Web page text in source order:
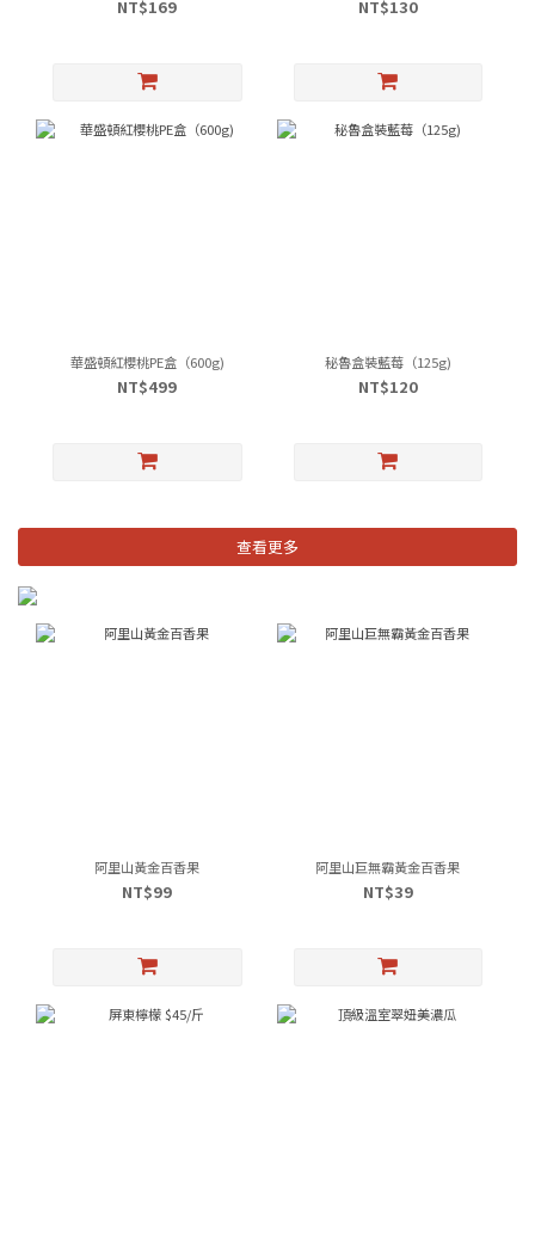
NT$169 NT$130
華盛頓紅櫻桃PE盒（600g)
NT$499
秘魯盒裝藍莓（125g)
NT$120
查看更多
阿里山黃金百香果
NT$99
阿里山巨無霸黃金百香果
NT$39